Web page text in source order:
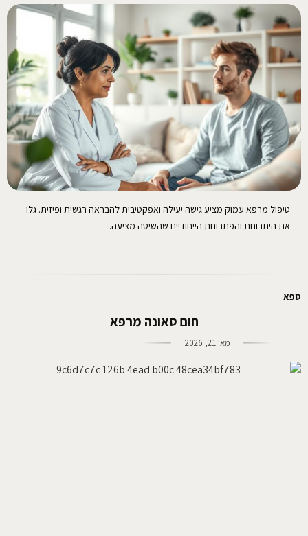
טיפול מרפא עמוק מציע גישה יעילה ואפקטיבית להבראה רגשית ופיזית. גלו
את היתרונות והפתרונות הייחודיים שהשיטה מציעה.
ספא
חום סאונה מרפא
מאי 21, 2026